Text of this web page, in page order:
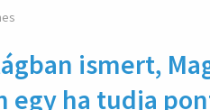
ismert,
egy ha tudja